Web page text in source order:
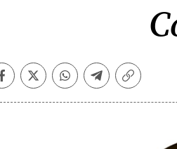
Facebook
TwitterWhatsapp
Telegram
Copiar